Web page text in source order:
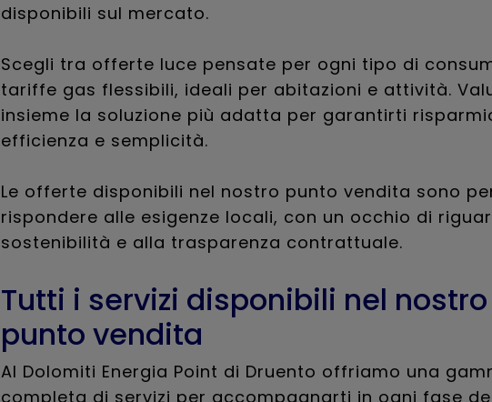
disponibili sul mercato.
Scegli tra offerte luce pensate per ogni tipo di
tariffe gas flessibili, ideali per abitazioni e attività.
insieme la soluzione più adatta per garantirti
efficienza e semplicità.
Le offerte disponibili nel nostro punto vendita sono
rispondere alle esigenze locali, con un occhio di
sostenibilità e alla trasparenza contrattuale.
Tutti i servizi disponibili nel nostro
punto vendita
Al Dolomiti Energia Point di Druento offriamo una
completa di servizi per accompagnarti in ogni fase